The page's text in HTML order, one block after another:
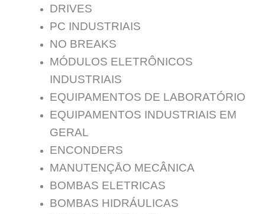
DRIVES
PC INDUSTRIAIS
NO BREAKS
MÓDULOS ELETRÔNICOS
INDUSTRIAIS
EQUIPAMENTOS DE LABORATÓRIO
EQUIPAMENTOS INDUSTRIAIS EM
GERAL
ENCONDERS
MANUTENÇĀO MECÂNICA
BOMBAS ELETRICAS
BOMBAS HIDRÁULICAS